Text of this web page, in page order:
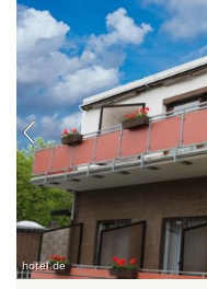
hotel.de